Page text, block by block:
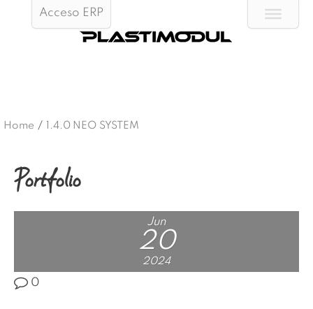
Acceso ERP
Home / 1.4.0 NEO SYSTEM
Portfolio
Jun
20
2024
0